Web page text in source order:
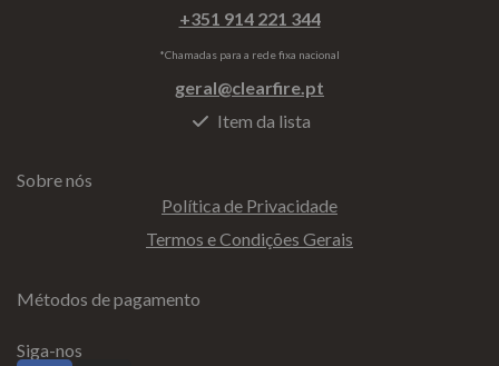
+351 914 221 344
*Chamadas para a rede fixa nacional
geral@clearfire.pt
Item da lista
Sobre nós
Política de Privacidade
Termos e Condições Gerais
Métodos de pagamento
Siga-nos